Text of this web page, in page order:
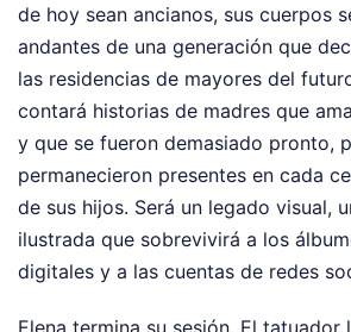
de hoy sean ancianos, sus cuerpos
andantes de una generación que
las residencias de mayores del
contará historias de madres que
y que se fueron demasiado pronto,
permanecieron presentes en cada
de sus hijos. Será un legado visual,
ilustrada que sobrevivirá a los
digitales y a las cuentas de redes
Elena termina su sesión. El tatuador